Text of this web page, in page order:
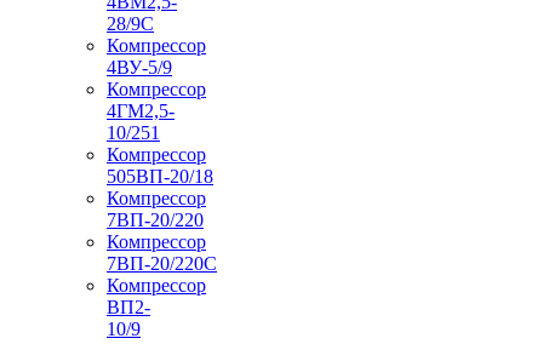
28/9С
Компрессор
4ВУ-5/9
Компрессор
4ГМ2,5-
10/251
Компрессор
505ВП-20/18
Компрессор
7ВП-20/220
Компрессор
7ВП-20/220С
Компрессор
ВП2-
10/9